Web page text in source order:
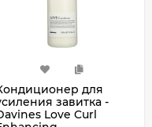
для
завитка -
Love Curl